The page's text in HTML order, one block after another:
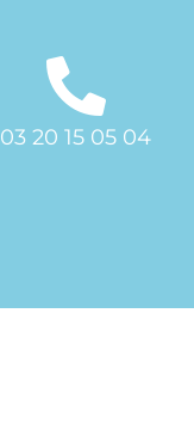
03 20 15 05 04